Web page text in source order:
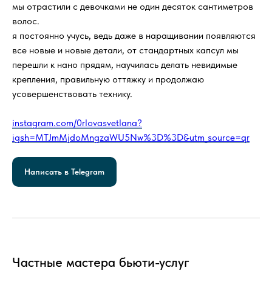
мы отрастили с девочками не один десяток сантиметров
волос.
я постоянно учусь, ведь даже в наращивании появляются
все новые и новые детали, от стандартных капсул мы
перешли к нано прядям, научилась делать невидимые
крепления, правильную оттяжку и продолжаю
усовершенствовать технику.
instagram.com/0rlovasvetlana?
igsh=MTJmMjdoMngzaWU5Nw%3D%3D&utm_source=qr
Написать в Telegram
Частные мастера бьюти-услуг